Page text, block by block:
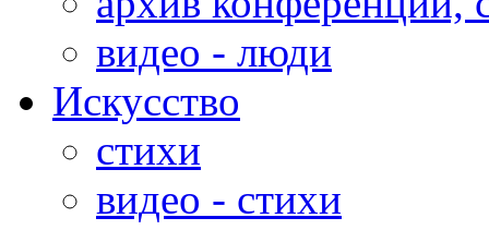
видео - люди
Искусство
стихи
видео - стихи